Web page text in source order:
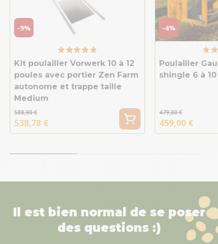
-9%
Kit poulailler Vorwerk 10 à 12
poules avec portier Zen Farm
autonome et trappe taille
Medium
588,90 €
538,78 €
-4%
Poulailler
shingle 6 à
479,00 €
459,00 €
Il est bien normal de se poser
des questions :)